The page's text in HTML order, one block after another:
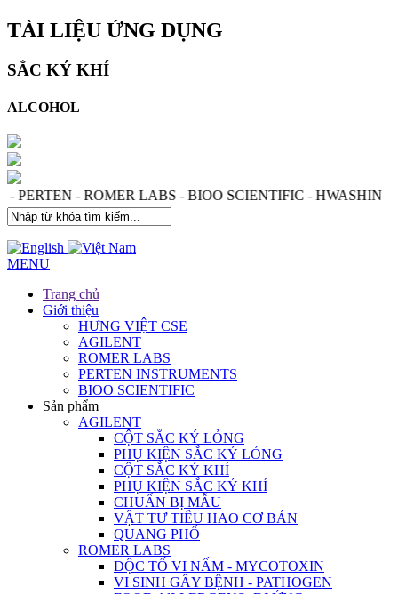
TÀI LIỆU ỨNG DỤNG
SẮC KÝ KHÍ
ALCOHOL
- PERTEN - ROMER LABS - BIOO SCIENTIFIC -
MENU
Trang chủ
Giới thiệu
HƯNG VIỆT CSE
AGILENT
ROMER LABS
PERTEN INSTRUMENTS
BIOO SCIENTIFIC
Sản phẩm
AGILENT
CỘT SẮC KÝ LỎNG
PHỤ KIỆN SẮC KÝ LỎNG
CỘT SẮC KÝ KHÍ
PHỤ KIỆN SẮC KÝ KHÍ
CHUẨN BỊ MẪU
VẬT TƯ TIÊU HAO CƠ BẢN
QUANG PHỔ
ROMER LABS
ĐỘC TỐ VI NẤM - MYCOTOXIN
VI SINH GÂY BỆNH - PATHOGEN